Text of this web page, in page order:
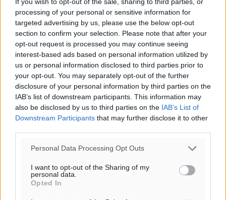
processing of your personal or sensitive information for
targeted advertising by us, please use the below opt-out
section to confirm your selection. Please note that after your
opt-out request is processed you may continue seeing
interest-based ads based on personal information utilized by
us or personal information disclosed to third parties prior to
your opt-out. You may separately opt-out of the further
disclosure of your personal information by third parties on the
IAB’s list of downstream participants. This information may
also be disclosed by us to third parties on the IAB’s List of
Downstream Participants that may further disclose it to other
Personal Data Processing Opt Outs
I want to opt-out of the Sharing of my
personal data.
Opted In
14km/h
Δ-ΝΔ
27°/27°
06:18
20:07
πρόγνωση:
32°
ΣΑ
30°
ΚΥ